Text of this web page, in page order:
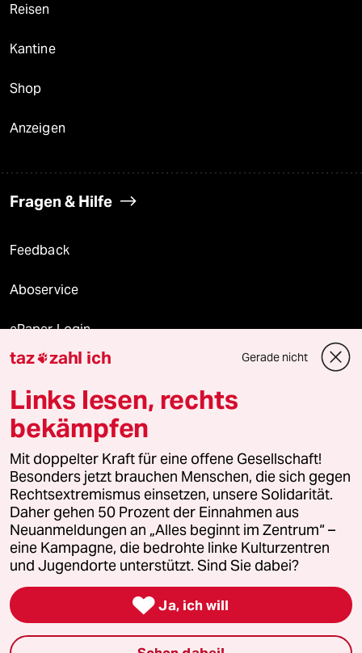
Reisen
Kantine
Shop
Anzeigen
Fragen & Hilfe
Feedback
Aboservice
ePaper Login
Downloads für Abonnierende
© 2026 taz Verlags und Vertriebs GmbH
Alle Rechte vorbehalten. Bei rechtlichen Fragen oder für Genehmigungen
wenden Sie sich bitte an
lizenzen@taz.de
Feedback Redaktionsstatut Kommune-Richtlinien
Leitlinie Informant Datenschutz Impressum AGB
Seitenwende Einwilligungen widerrufen (Ads)
taz zahl ich Gerade nicht
Links lesen, rechts
bekämpfen
Mit doppelter Kraft für eine offene Gesellschaft!
Besonders jetzt brauchen Menschen, die sich gegen
Rechtsextremismus einsetzen, unsere Solidarität.
Daher gehen 50 Prozent der Einnahmen aus
Neuanmeldungen an „Alles beginnt im Zentrum“ –
eine Kampagne, die bedrohte linke Kulturzentren
und Jugendorte unterstützt. Sind Sie dabei?
 Ja, ich will